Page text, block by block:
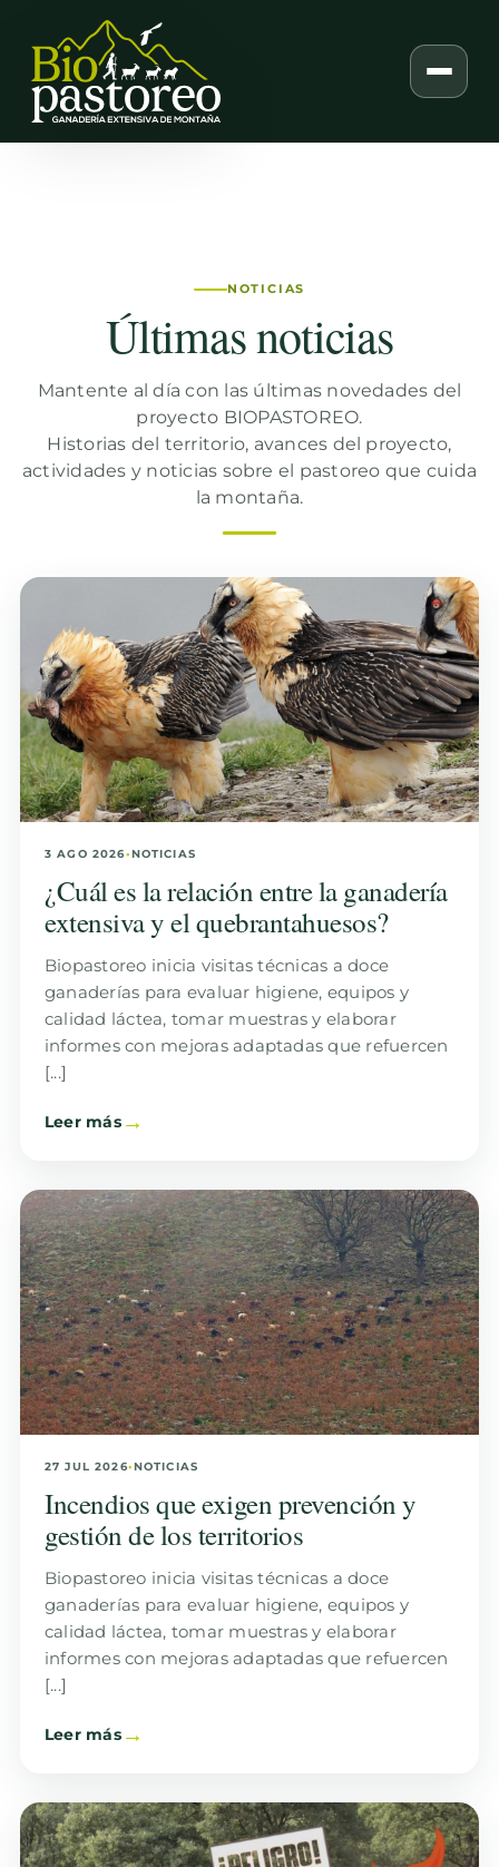
content
NOTICIAS
Últimas noticias
Mantente al día con las últimas novedades del
proyecto BIOPASTOREO.
Historias del territorio, avances del proyecto,
actividades y noticias sobre el pastoreo que cuida
la montaña.
3 AGO 2026•NOTICIAS
¿Cuál es la relación entre la ganadería
extensiva y el quebrantahuesos?
Biopastoreo inicia visitas técnicas a doce
ganaderías para evaluar higiene, equipos y
calidad láctea, tomar muestras y elaborar
informes con mejoras adaptadas que refuercen
[...]
Leer más
27 JUL 2026•NOTICIAS
Incendios que exigen prevención y
gestión de los territorios
Biopastoreo inicia visitas técnicas a doce
ganaderías para evaluar higiene, equipos y
calidad láctea, tomar muestras y elaborar
informes con mejoras adaptadas que refuercen
[...]
Leer más